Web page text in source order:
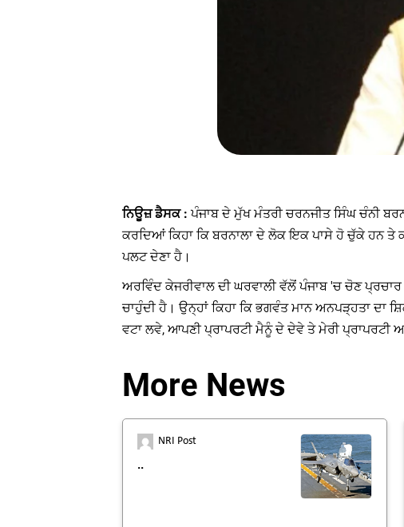
ਨਿਊਜ਼ ਡੈਸਕ :ਪੰਜਾਬ ਦੇ ਮੁੱਖ ਮੰਤਰੀ ਚਰਨਜੀਤ ਸਿੰਘ ਚੰਨੀ
ਕਰਦਿਆਂ ਕਿਹਾ ਕਿ ਬਰਨਾਲਾ ਦੇ ਲੋਕ ਇਕ ਪਾਸੇ ਹੋ ਚੁੱਕੇ ਹਨ ਤੇ
ਪਲਟ ਦੇਣਾ ਹੈ।
ਅਰਵਿੰਦ ਕੇਜਰੀਵਾਲ ਦੀ ਘਰਵਾਲੀ ਵੱਲੋਂ ਪੰਜਾਬ 'ਚ ਚੋਣ
ਚਾਹੁੰਦੀ ਹੈ। ਉਨ੍ਹਾਂ ਕਿਹਾ ਕਿ ਭਗਵੰਤ ਮਾਨ ਅਨਪੜ੍ਹਤਾ ਦਾ
ਵਟਾ ਲਵੇ, ਆਪਣੀ ਪ੍ਰਾਪਰਟੀ ਮੈਨੂੰ ਦੇ ਦੇਵੇ ਤੇ ਮੇਰੀ ਪ੍ਰਾਪਰਟੀ
More News
NRI Post
..